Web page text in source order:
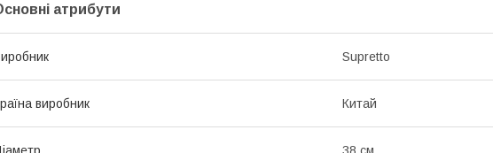
атрибути
Supretto
виробник Китай
38 см